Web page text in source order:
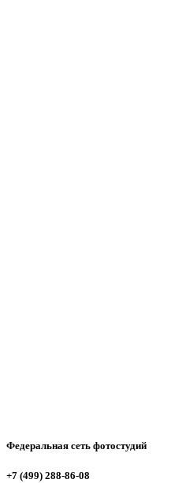
Федеральная сеть фотостудий
+7 (499) 288-86-08